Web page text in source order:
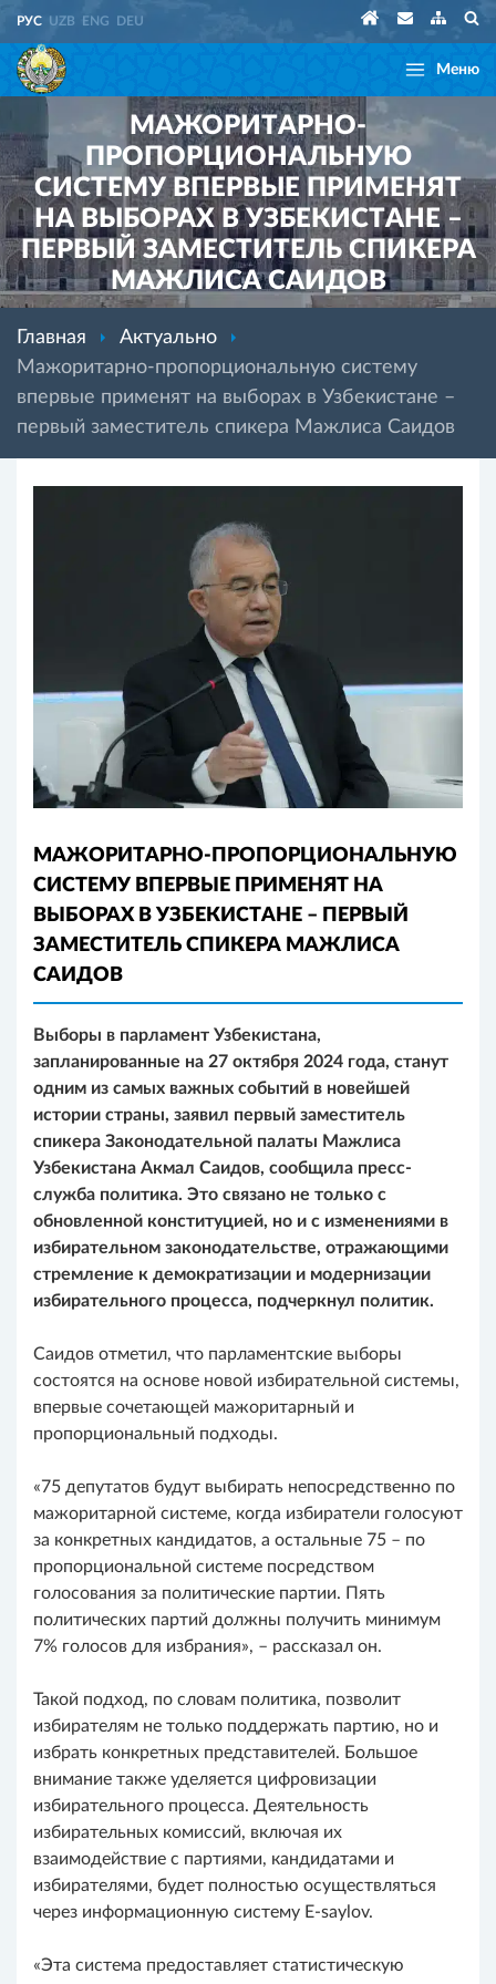
РУС UZB ENG DEU
Меню
МАЖОРИТАРНО-
ПРОПОРЦИОНАЛЬНУЮ
СИСТЕМУ ВПЕРВЫЕ ПРИМЕНЯТ
НА ВЫБОРАХ В УЗБЕКИСТАНЕ –
ПЕРВЫЙ ЗАМЕСТИТЕЛЬ СПИКЕРА
МАЖЛИСА САИДОВ
Главная
Актуально
Мажоритарно-пропорциональную систему
впервые применят на выборах в Узбекистане –
первый заместитель спикера Мажлиса Саидов
МАЖОРИТАРНО-ПРОПОРЦИОНАЛЬНУЮ
СИСТЕМУ ВПЕРВЫЕ ПРИМЕНЯТ НА
ВЫБОРАХ В УЗБЕКИСТАНЕ – ПЕРВЫЙ
ЗАМЕСТИТЕЛЬ СПИКЕРА МАЖЛИСА
САИДОВ
Выборы в парламент Узбекистана,
запланированные на 27 октября 2024 года, станут
одним из самых важных событий в новейшей
истории страны, заявил первый заместитель
спикера Законодательной палаты Мажлиса
Узбекистана Акмал Саидов, сообщила пресс-
служба политика. Это связано не только с
обновленной конституцией, но и с изменениями в
избирательном законодательстве, отражающими
стремление к демократизации и модернизации
избирательного процесса, подчеркнул политик.
Саидов отметил, что парламентские выборы
состоятся на основе новой избирательной системы,
впервые сочетающей мажоритарный и
пропорциональный подходы.
«75 депутатов будут выбирать непосредственно по
мажоритарной системе, когда избиратели голосуют
за конкретных кандидатов, а остальные 75 – по
пропорциональной системе посредством
голосования за политические партии. Пять
политических партий должны получить минимум
7% голосов для избрания», – рассказал он.
Такой подход, по словам политика, позволит
избирателям не только поддержать партию, но и
избрать конкретных представителей. Большое
внимание также уделяется цифровизации
избирательного процесса. Деятельность
избирательных комиссий, включая их
взаимодействие с партиями, кандидатами и
избирателями, будет полностью осуществляться
через информационную систему E-saylov.
«Эта система предоставляет статистическую